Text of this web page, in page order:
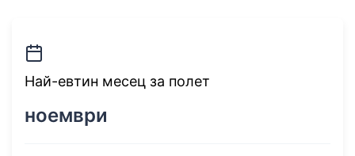
Най-евтин месец за полет
ноември